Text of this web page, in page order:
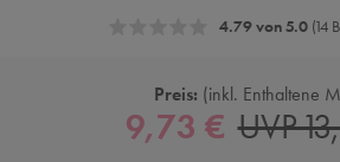
4.79 von 5.0(14
Preis: inkl. Enthaltene
UVP
9,73 €